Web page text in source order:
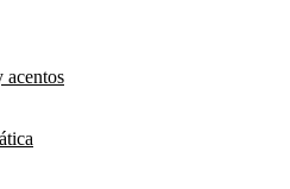
acentos